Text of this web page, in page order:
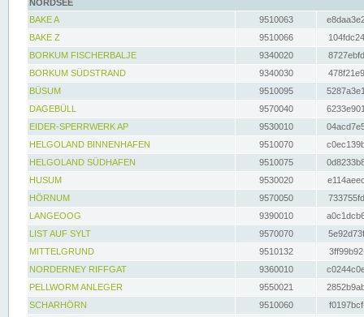
NORDSEE
BAKE A
9510063
BAKE Z
9510066
BORKUM FISCHERBALJE
9340020
BORKUM SÜDSTRAND
9340030
BÜSUM
9510095
DAGEBÜLL
9570040
EIDER-SPERRWERK AP
9530010
HELGOLAND BINNENHAFEN
9510070
HELGOLAND SÜDHAFEN
9510075
HUSUM
9530020
HÖRNUM
9570050
LANGEOOG
9390010
LIST AUF SYLT
9570070
MITTELGRUND
9510132
NORDERNEY RIFFGAT
9360010
PELLWORM ANLEGER
9550021
SCHARHÖRN
9510060